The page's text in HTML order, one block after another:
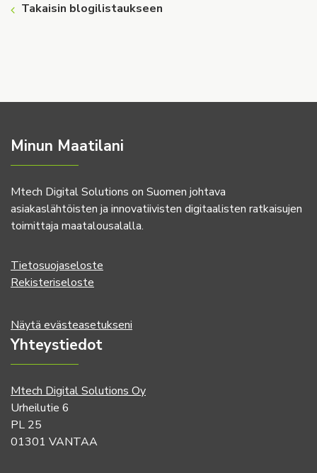
Takaisin blogilistaukseen
Minun Maatilani
Mtech Digital Solutions on Suomen johtava
asiakaslähtöisten ja innovatiivisten digitaalisten ratkaisujen
toimittaja maatalousalalla.
Tietosuojaseloste
Rekisteriseloste
Näytä evästeasetukseni
Yhteystiedot
Mtech Digital Solutions Oy
Urheilutie 6
PL 25
01301 VANTAA